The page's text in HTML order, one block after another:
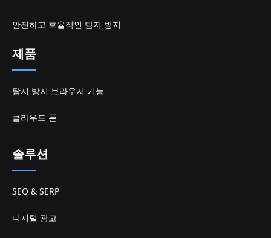
안전하고 효율적인 탐지 방지
제품
탐지 방지 브라우저 기능
클라우드 폰
솔루션
SEO & SERP
디지털 광고